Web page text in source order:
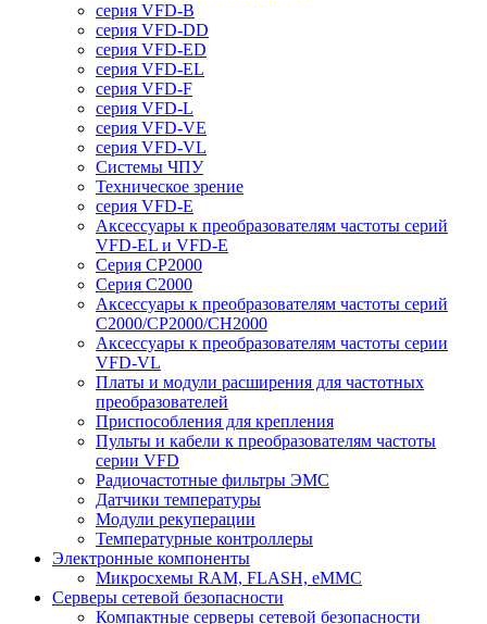
серия VFD-B
серия VFD-DD
серия VFD-ED
серия VFD-EL
серия VFD-F
серия VFD-L
серия VFD-VE
серия VFD-VL
Системы ЧПУ
Техническое зрение
серия VFD-E
Аксессуары к преобразователям частоты серий
VFD-EL и VFD-E
Серия CP2000
Серия C2000
Аксессуары к преобразователям частоты серий
С2000/CP2000/CH2000
Аксессуары к преобразователям частоты серии
VFD-VL
Платы и модули расширения для частотных
преобразователей
Приспособления для крепления
Пульты и кабели к преобразователям частоты
серии VFD
Радиочастотные фильтры ЭМС
Датчики температуры
Модули рекуперации
Температурные контроллеры
Электронные компоненты
Микросхемы RAM, FLASH, eMMC
Серверы сетевой безопасности
Компактные серверы сетевой безопасности